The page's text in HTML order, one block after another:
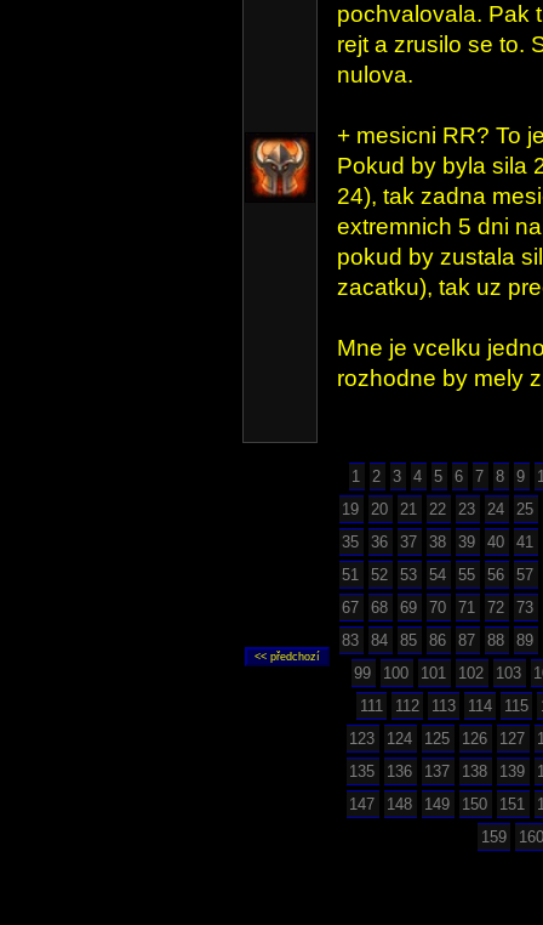
pochvalovala. Pak
rejt a zrusilo se to.
nulova.
+ mesicni RR? To
Pokud by byla sila
24), tak zadna
extremnich 5 dni
pokud by zustala
zacatku), tak uz
Mne je vcelku
rozhodne by mely
1 2 3 4 5 6 7 8 9
19
20 21 22 23 24
25
35
36 37 38 39 40
41
51
52 53 54 55 56
57
67
68 69 70 71 72
73
83
84 85 86 87 88
89
99
100 101 102 103
111
112 113 114 115
123
124 125 126 127
135
136 137 138 139
147
148 149 150 151
159
160